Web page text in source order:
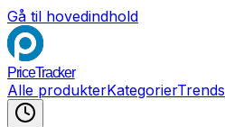
Gå til hovedindhold
PriceTracker
Alle produkterKategorierTrends